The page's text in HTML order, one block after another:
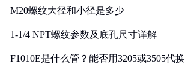
M20螺纹大径和小径是多少
1-1/4 NPT螺纹参数及底孔尺寸详解
F1010E是什么管？能否用3205或3505代换